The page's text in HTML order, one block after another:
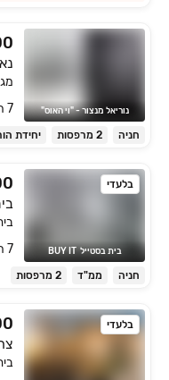
נוריאל מנצור - "וי האוס"
7 חדרים • קומה ‎קרקע‏ • 371 מ״ר
חניה 2 מרפסות יחידת
בלעדי
בית בסטייל  BUY IT
7 חדרים • קומה ‎קרקע‏ • 200 מ״ר
חניה ממ"ד 2 מרפסות
בלעדי